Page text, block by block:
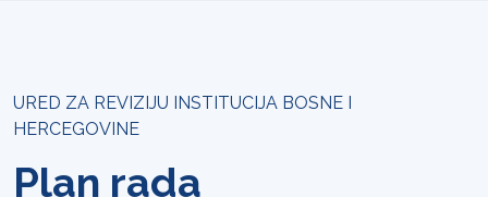
URED ZA REVIZIJU INSTITUCIJA BOSNE I
HERCEGOVINE
Plan rada